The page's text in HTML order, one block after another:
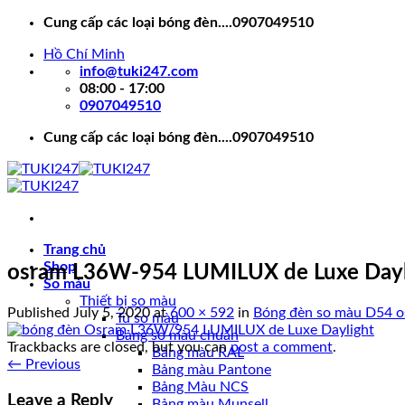
Skip
content
Cung cấp các loại bóng đèn....0907049510
Hồ Chí Minh
info@tuki247.com
08:00 - 17:00
0907049510
Cung cấp các loại bóng đèn....0907049510
Trang chủ
Shop
So màu
Thiết bị so màu
Tủ so màu
Bảng so màu chuẩn
Bảng màu RAL
Bảng màu Pantone
Bảng Màu NCS
osram L36W-954 LUMILUX de Luxe
Published July 5, 2020at600 × 592 in Bóng đèn so màu D54
Trackbacks are closed, but you canpost a comment.
← Previous
Leave a Reply